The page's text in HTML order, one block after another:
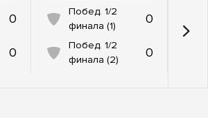
0
0
Побед. 1/2
финала (1)
0
Побед. 1/2
финала (2)
0